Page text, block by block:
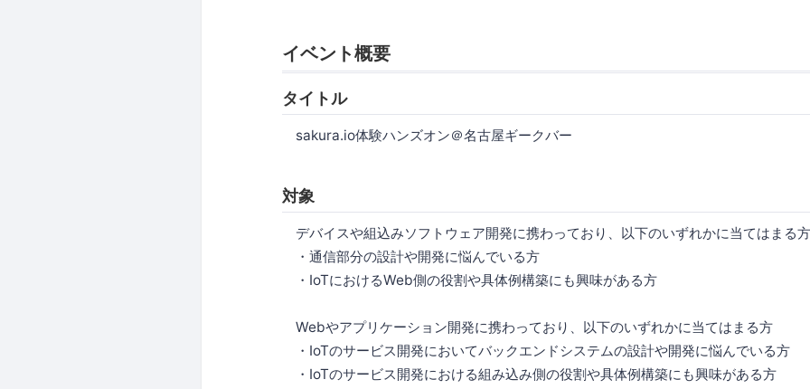
イベント概要
タイトル
sakura.io体験ハンズオン＠名古屋ギークバー
対象
デバイスや組込みソフトウェア開発に携わっており、以下のいずれかに当てはまる方
・通信部分の設計や開発に悩んでいる方
・IoTにおけるWeb側の役割や具体例構築にも興味がある方
Webやアプリケーション開発に携わっており、以下のいずれかに当てはまる方
・IoTのサービス開発においてバックエンドシステムの設計や開発に悩んでいる方
・IoTのサービス開発における組み込み側の役割や具体例構築にも興味がある方